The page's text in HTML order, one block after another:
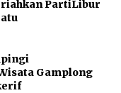
PartiLibur
Gamplong